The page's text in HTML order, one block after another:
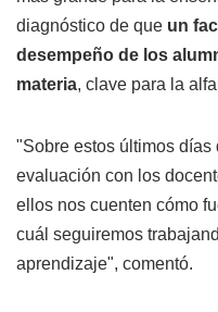
diagnóstico de que un
desempeño de los
materia, clave para la
"Sobre estos últimos días
evaluación con los
ellos nos cuenten cómo
cuál seguiremos
aprendizaje", comentó.